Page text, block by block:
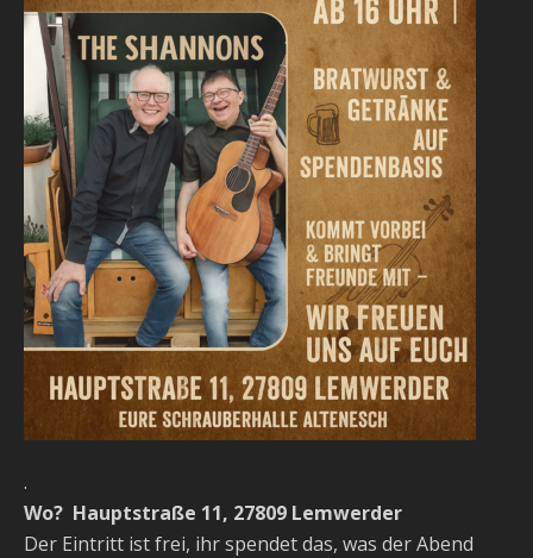
.
Wo? Hauptstraße 11, 27809 Lemwerder
Der Eintritt ist frei, ihr spendet das, was der Abend